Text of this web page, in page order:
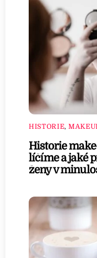
HISTORIE,
Historie
líčíme a jaké
ženy v